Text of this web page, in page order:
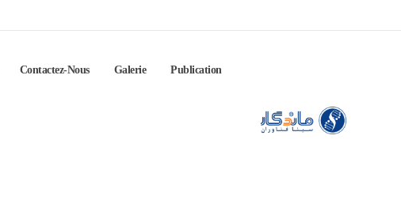
Contactez-Nous Galerie Publication